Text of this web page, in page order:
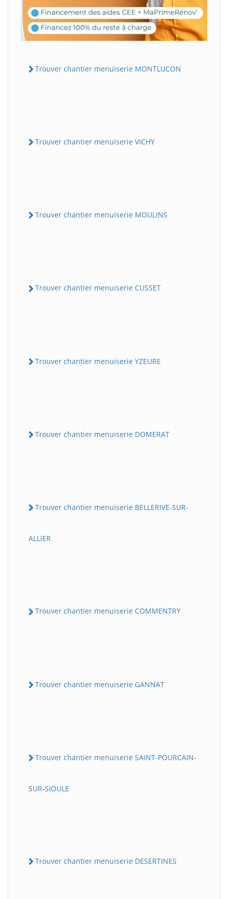
Trouver chantier menuiserie MONTLUCON
Trouver chantier menuiserie VICHY
Trouver chantier menuiserie MOULINS
Trouver chantier menuiserie CUSSET
Trouver chantier menuiserie YZEURE
Trouver chantier menuiserie DOMERAT
Trouver chantier menuiserie BELLERIVE-SUR-
ALLIER
Trouver chantier menuiserie COMMENTRY
Trouver chantier menuiserie GANNAT
Trouver chantier menuiserie SAINT-POURCAIN-
SUR-SIOULE
Trouver chantier menuiserie DESERTINES